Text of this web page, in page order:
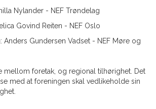
Nylander - NEF Trøndelag
Govind Reiten - NEF Oslo
Anders Gundersen Vadset - NEF Møre og
mellom foretak, og regional tilhørighet. Det
med at foreningen skal vedlikeholde sin